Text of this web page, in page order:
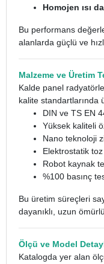
Homojen ısı
Bu performans
alanlarda güçlü ve
Malzeme ve Üretim
Kalde panel
kalite standartlarında
DIN ve TS EN
Yüksek kaliteli
Nano teknoloji
Elektrostatik
Robot kaynak
%100 basınç
Bu üretim süreçleri
dayanıklı, uzun
Ölçü ve Model
Katalogda yer alan